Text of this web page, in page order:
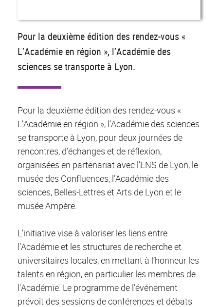
Pour la deuxième édition des rendez-vous «
L’Académie en région », l’Académie des
sciences se transporte à Lyon.
Pour la deuxième édition des rendez-vous «
L’Académie en région », l’Académie des sciences
se transporte à Lyon, pour deux journées de
rencontres, d’échanges et de réflexion,
organisées en partenariat avec l’ENS de Lyon, le
musée des Confluences, l’Académie des
sciences, Belles-Lettres et Arts de Lyon et le
musée Ampère.
L’initiative vise à valoriser les liens entre
l’Académie et les structures de recherche et
universitaires locales, en mettant à l’honneur les
talents en région, en particulier les membres de
l'Académie. Le programme de l’événement
prévoit des sessions de conférences et débats